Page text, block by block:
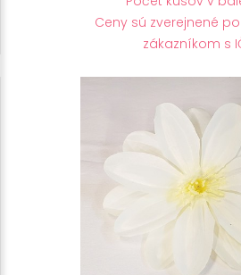
Ceny sú zverejnené
zákazníkom s